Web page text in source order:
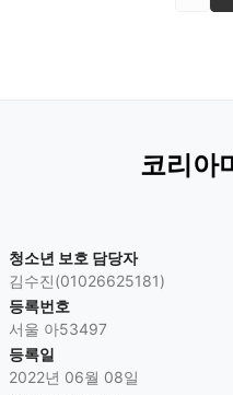
코리아
청소년 보호 담당자
김수진(01026625181)
등록번호
서울 아53497
등록일
2022년 06월 08일